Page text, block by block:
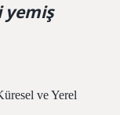
yemiş
ve Yerel